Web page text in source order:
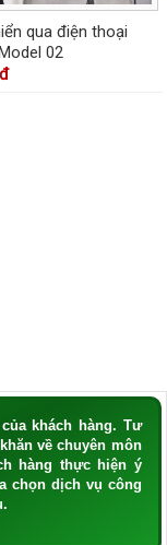
qua điện thoại
02
khách hàng. Tư
về chuyên môn
hàng thực hiện ý
chọn dịch vụ công